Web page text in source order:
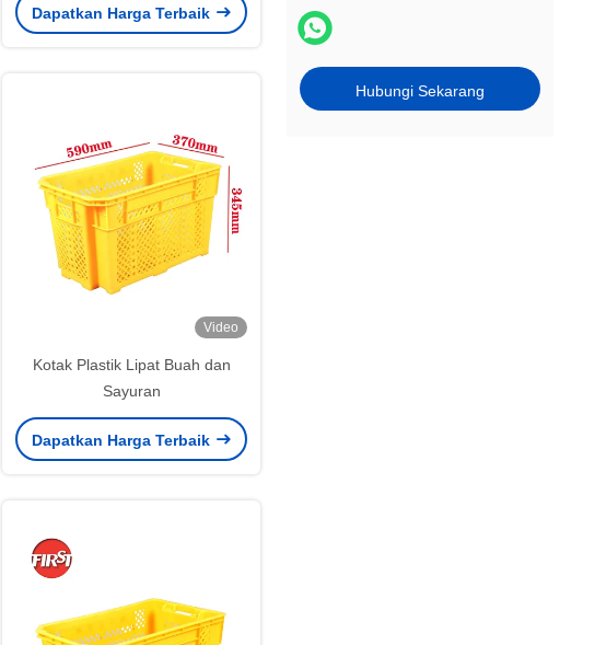
Hubungi Sekarang
ditumpuk Kotak buah
Dapatkan Harga Terbaik
Video
Kotak Plastik Lipat Buah dan
Sayuran
Dapatkan Harga Terbaik